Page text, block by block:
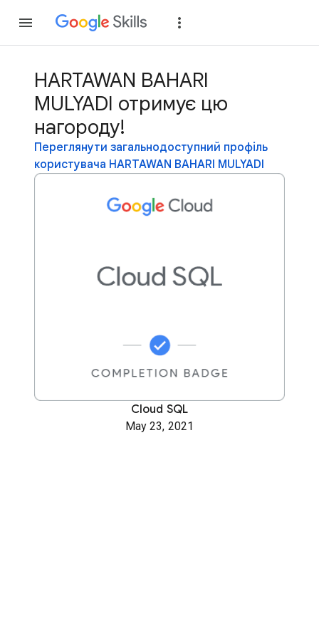
HARTAWAN BAHARI
MULYADI отримує цю
нагороду!
Переглянути загальнодоступний профіль
користувача HARTAWAN BAHARI MULYADI